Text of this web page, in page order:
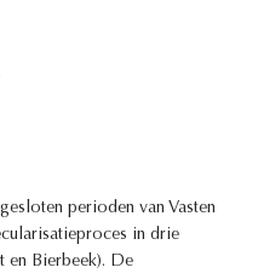
perioden van Vasten
in drie
en Bierbeek). De